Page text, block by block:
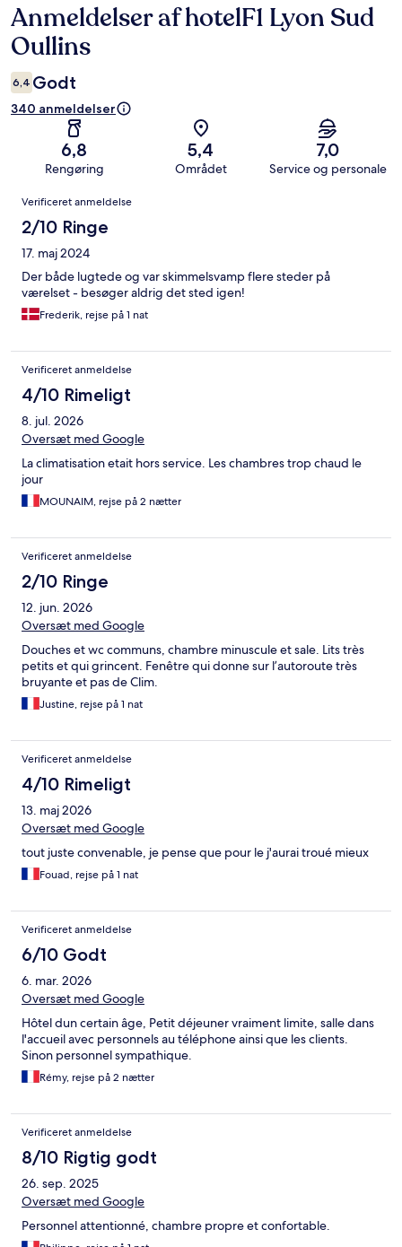
Anmeldelser
Anmeldelser af hotelF1 Lyon Sud
Oullins
6,4 Godt
340 anmeldelser
6,8
Rengøring
5,4
Området
7,0
Service og personale
Anmeldelser
Verificeret anmeldelse
2/10 Ringe
17. maj 2024
Der både lugtede og var skimmelsvamp flere steder på
værelset - besøger aldrig det sted igen!
Frederik, rejse på 1 nat
Verificeret anmeldelse
4/10 Rimeligt
8. jul. 2026
Oversæt med Google
La climatisation etait hors service. Les chambres trop chaud le
jour
MOUNAIM, rejse på 2 nætter
Verificeret anmeldelse
2/10 Ringe
12. jun. 2026
Oversæt med Google
Douches et wc communs, chambre minuscule et sale. Lits très
petits et qui grincent. Fenêtre qui donne sur l’autoroute très
bruyante et pas de Clim.
Justine, rejse på 1 nat
Verificeret anmeldelse
4/10 Rimeligt
13. maj 2026
Oversæt med Google
tout juste convenable, je pense que pour le j'aurai troué mieux
Fouad, rejse på 1 nat
Verificeret anmeldelse
6/10 Godt
6. mar. 2026
Oversæt med Google
Hôtel dun certain âge, Petit déjeuner vraiment limite, salle dans
l'accueil avec personnels au téléphone ainsi que les clients.
Sinon personnel sympathique.
Rémy, rejse på 2 nætter
Verificeret anmeldelse
8/10 Rigtig godt
26. sep. 2025
Oversæt med Google
Personnel attentionné, chambre propre et confortable.